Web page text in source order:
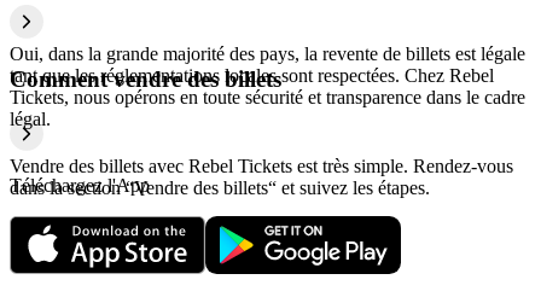
Oui, dans la grande majorité des pays, la revente de billets est légale
tant que les réglementations locales sont respectées. Chez Rebel
Tickets, nous opérons en toute sécurité et transparence dans le cadre
légal.
Comment vendre des billets
Vendre des billets avec Rebel Tickets est très simple. Rendez-vous
dans la section “Vendre des billets“ et suivez les étapes.
Téléchargez l'App